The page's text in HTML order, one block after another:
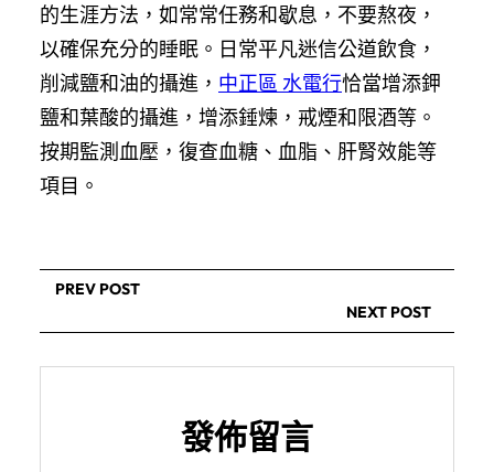
的生涯方法，如常常任務和歇息，不要熬夜，
以確保充分的睡眠。日常平凡迷信公道飲食，
削減鹽和油的攝進， 中正區 水電行恰當增添鉀
鹽和葉酸的攝進，增添錘煉，戒煙和限酒等。
按期監測血壓，復查血糖、血脂、肝腎效能等
項目。
PREV POST
NEXT POST
發佈留言